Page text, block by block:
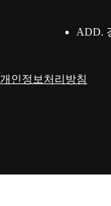
ADD.
개인정보처리방침